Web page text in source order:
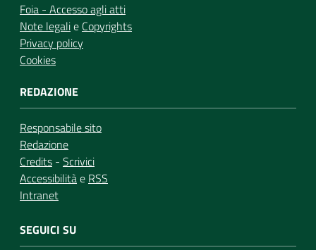
Foia - Accesso agli atti
Note legalie Copyrights
Privacy policy
Cookies
REDAZIONE
Responsabile sito
Redazione
Credits - Scrivici
Accessibilitàe RSS
Intranet
SEGUICI SU